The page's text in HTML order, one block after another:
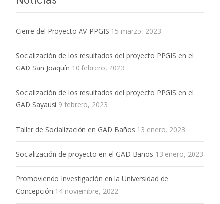
Cierre del Proyecto AV-PPGIS 15 marzo, 2023
Socialización de los resultados del proyecto PPGIS en el
GAD San Joaquín 10 febrero, 2023
Socialización de los resultados del proyecto PPGIS en el
GAD Sayausí 9 febrero, 2023
Taller de Socialización en GAD Baños 13 enero, 2023
Socialización de proyecto en el GAD Baños 13 enero, 2023
Promoviendo Investigación en la Universidad de
Concepción 14 noviembre, 2022